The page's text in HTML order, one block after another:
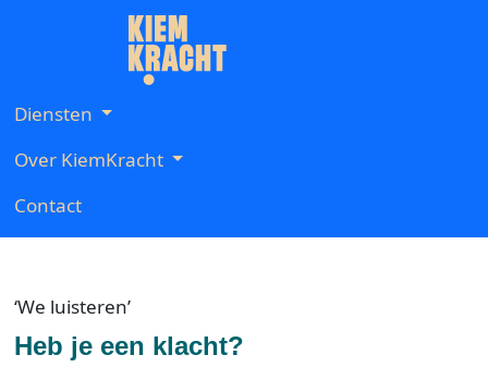
Diensten
Over KiemKracht
Contact
‘We luisteren’
Heb je een klacht?